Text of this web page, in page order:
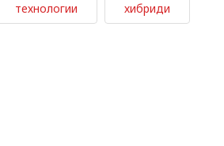
технологии хибриди